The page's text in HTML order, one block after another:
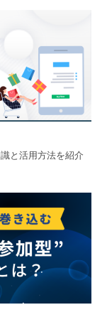
と活用方法を紹介